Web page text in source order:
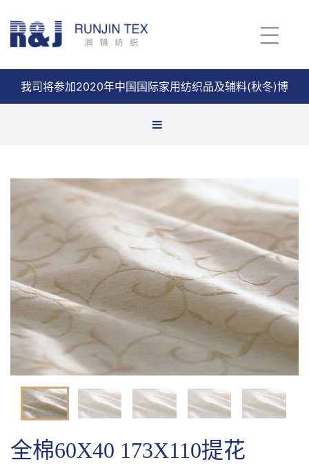
我司将参加2020年中国国际家用纺织品及辅料(秋冬)博
查看详情
缎条面料
缎纹
全涤布
提花
全棉60X40 173X110提花